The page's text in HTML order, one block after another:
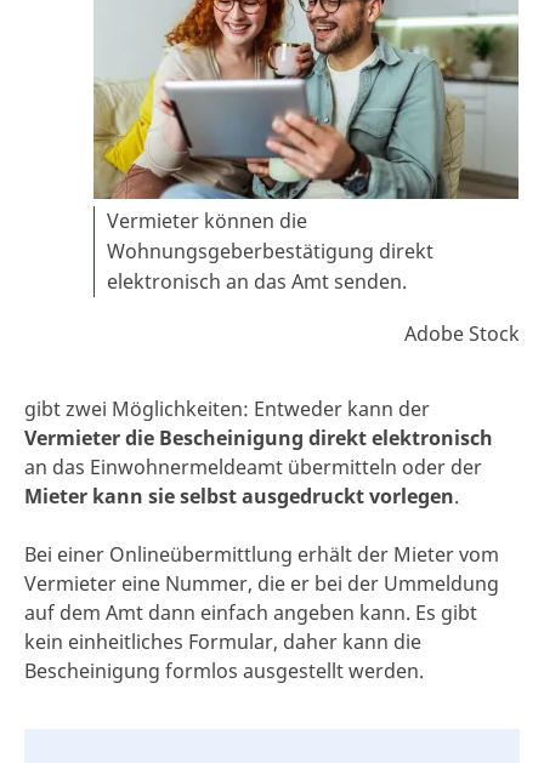
Vermieter können die
Wohnungsgeberbestätigung direkt
elektronisch an das Amt senden.
Adobe Stock
gibt zwei Möglichkeiten: Entweder kann der
Vermieter die Bescheinigung direkt elektronisch
an das Einwohnermeldeamt übermitteln oder der
Mieter kann sie selbst ausgedruckt vorlegen.
Bei einer Onlineübermittlung erhält der Mieter vom
Vermieter eine Nummer, die er bei der Ummeldung
auf dem Amt dann einfach angeben kann. Es gibt
kein einheitliches Formular, daher kann die
Bescheinigung formlos ausgestellt werden.